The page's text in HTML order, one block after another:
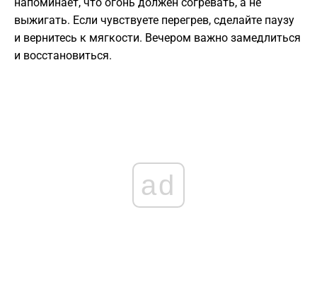
выжигать. Если чувствуете перегрев, сделайте паузу
и вернитесь к мягкости. Вечером важно замедлиться
и восстановиться.
ad